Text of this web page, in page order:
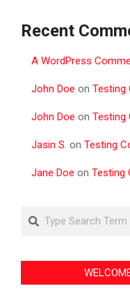
Recent
A WordPress
John Doe on Testing
John Doe on Testing
Jasin S. on Testing
Jane Doe on Testing
Search